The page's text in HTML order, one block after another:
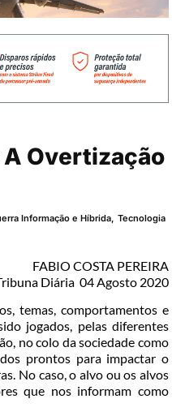
A Overtização
Informação e Híbrida,Tecnologia
FABIO COSTA PEREIRA
Diária 04 Agosto 2020
temas, comportamentos e
jogados, pelas diferentes
no colo da sociedade como
prontos para impactar o
No caso, o alvo ou os alvos
que nos informam como